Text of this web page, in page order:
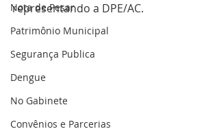
Nota de Pesar
Patrimônio Municipal
Segurança Publica
Dengue
No Gabinete
Convênios e Parcerias
representando a DPE/AC.